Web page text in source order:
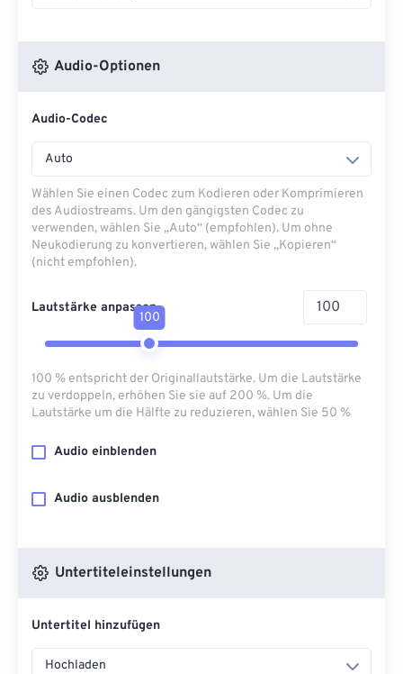
Audio-Optionen
Audio-Codec
Auto
Wählen Sie einen Codec zum Kodieren oder Komprimieren
des Audiostreams. Um den gängigsten Codec zu
verwenden, wählen Sie „Auto“ (empfohlen). Um ohne
Neukodierung zu konvertieren, wählen Sie „Kopieren“
(nicht empfohlen).
Lautstärke anpassen
100
100 % entspricht der Originallautstärke. Um die Lautstärke
zu verdoppeln, erhöhen Sie sie auf 200 %. Um die
Lautstärke um die Hälfte zu reduzieren, wählen Sie 50 %
Audio einblenden
Audio ausblenden
Untertiteleinstellungen
Untertitel hinzufügen
Hochladen